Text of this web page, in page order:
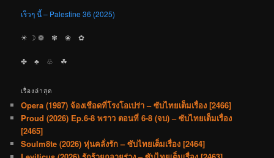
เร็วๆ นี้ – Palestine 36 (2025)
☀︎ ☽ ❁ ✾ ❀ ✿
✤ ♣︎ ♧ ☘︎
เรื่องล่าสุด
Opera (1987) จ้องเชือดที่โรงโอเปร่า – ซับไทยเต็มเรื่อง [2466]
Proud (2026) Ep.6-8 พราว ตอนที่ 6-8 (จบ) – ซับไทยเต็มเรื่อง
[2465]
Soulm8te (2026) หุ่นคลั่งรัก – ซับไทยเต็มเรื่อง [2464]